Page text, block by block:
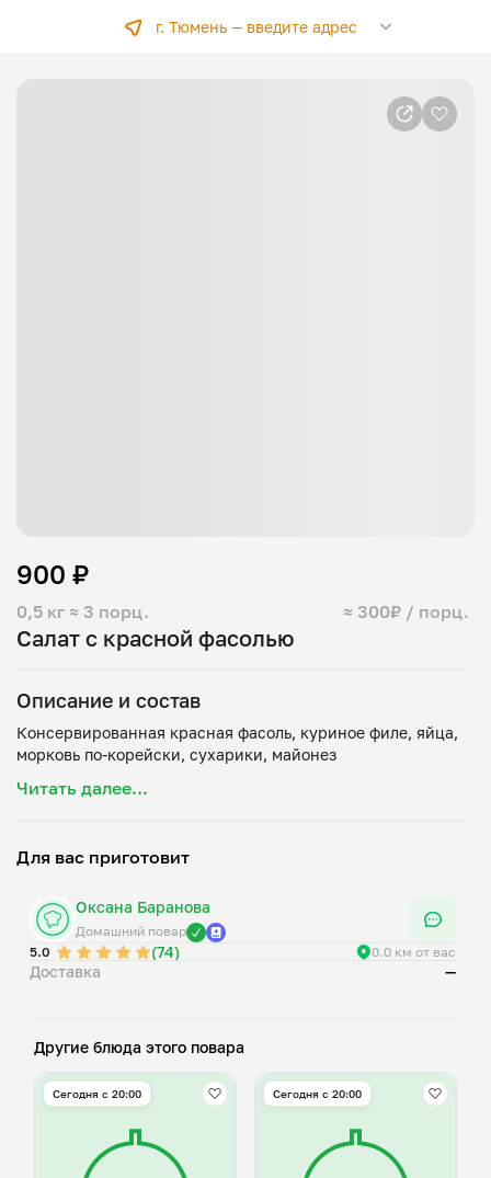
г. Тюмень — введите адрес
Салат с красной фасолью
0,5 кг ≈ 3 порц. ≈ 300₽ / порц.
900 ₽
Описание и состав
Консервированная красная фасоль, куриное филе, яйца,
Читать далее...
Для вас приготовит
Оксана Баранова
Домашний повар
5.0
(74) 0.0 км от вас
Доставка —
Другие блюда этого повара
Сегодня с 20:00 Сегодня с 20:00